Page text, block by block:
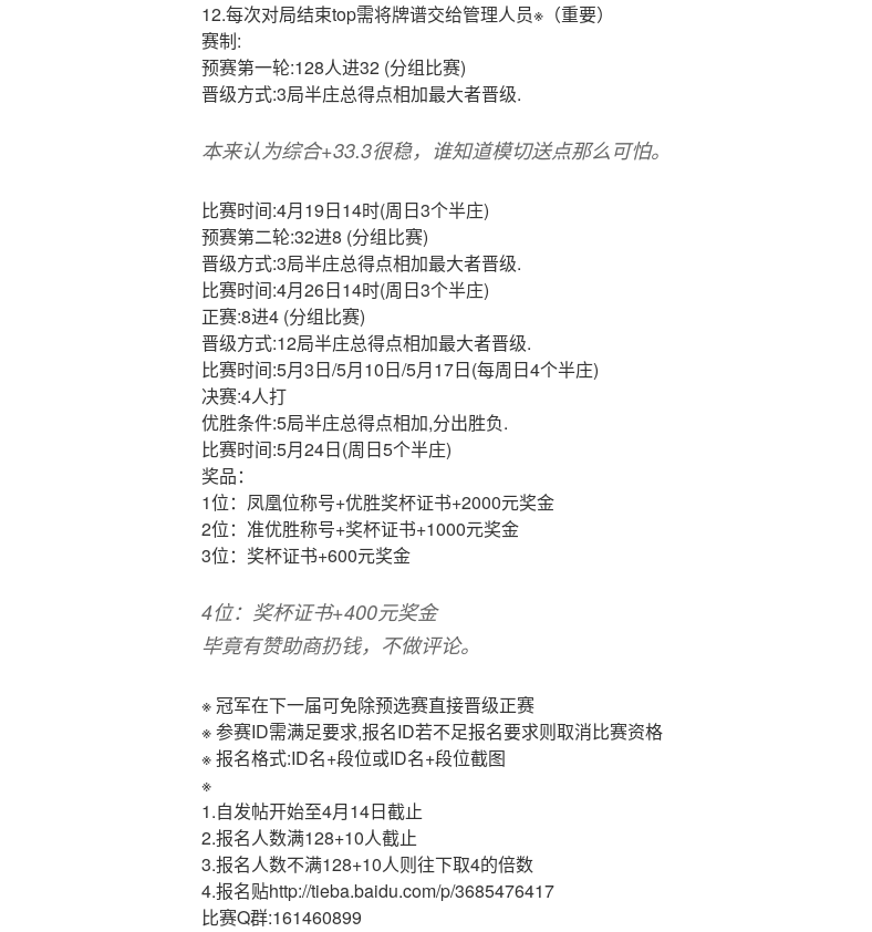
12.每次对局结束top需将牌谱交给管理人员※（重要）
赛制:
预赛第一轮:128人进32 (分组比赛)
晋级方式:3局半庄总得点相加最大者晋级.
本来认为综合+33.3很稳，谁知道模切送点那么可怕。
比赛时间:4月19日14时(周日3个半庄)
预赛第二轮:32进8 (分组比赛)
晋级方式:3局半庄总得点相加最大者晋级.
比赛时间:4月26日14时(周日3个半庄)
正赛:8进4 (分组比赛)
晋级方式:12局半庄总得点相加最大者晋级.
比赛时间:5月3日/5月10日/5月17日(每周日4个半庄)
决赛:4人打
优胜条件:5局半庄总得点相加,分出胜负.
比赛时间:5月24日(周日5个半庄)
奖品：
1位：凤凰位称号+优胜奖杯证书+2000元奖金
2位：准优胜称号+奖杯证书+1000元奖金
3位：奖杯证书+600元奖金
4位：奖杯证书+400元奖金
毕竟有赞助商扔钱，不做评论。
※ 冠军在下一届可免除预选赛直接晋级正赛
※ 参赛ID需满足要求,报名ID若不足报名要求则取消比赛资格
※ 报名格式:ID名+段位或ID名+段位截图
※
1.自发帖开始至4月14日截止
2.报名人数满128+10人截止
3.报名人数不满128+10人则往下取4的倍数
4.报名贴http://tieba.baidu.com/p/3685476417
比赛Q群:161460899